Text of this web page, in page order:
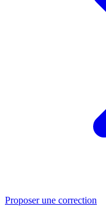
Proposer une correction